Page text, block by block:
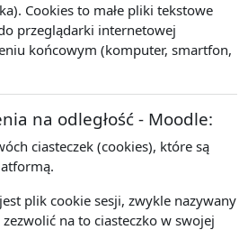
Cookies to małe pliki tekstowe
przeglądarki internetowej
końcowym (komputer, smartfon,
na odległość - Moodle:
ciasteczek (cookies), które są
plik cookie sesji, zwykle nazywany
zezwolić na to ciasteczko w swojej